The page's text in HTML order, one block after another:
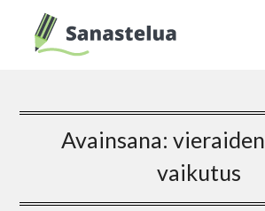
Avainsana:
vaikutus